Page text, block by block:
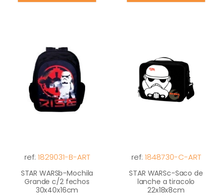
ref: 1829031-B-ART
STAR WARSb-Mochila
Grande c/2 fechos
30x40x16cm
ref: 1848730-C-ART
STAR WARSc-Saco de
lanche a tiracolo
22x18x8cm